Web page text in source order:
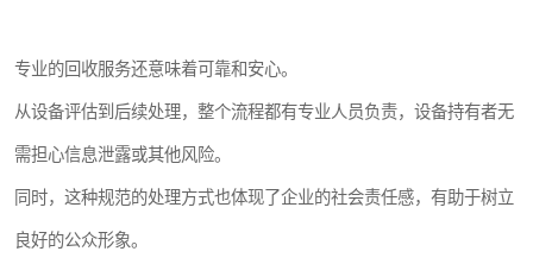
专业的回收服务还意味着可靠和安心。
从设备评估到后续处理，整个流程都有专业人员负责，设备持有者无
需担心信息泄露或其他风险。
同时，这种规范的处理方式也体现了企业的社会责任感，有助于树立
良好的公众形象。